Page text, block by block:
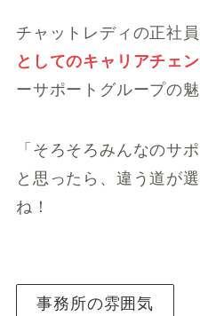
チャットレディの正社員
としてのキャリアチェ
ーサポートグループの魅
「そろそろみんなのサ
と思ったら、違う道が
ね！
事務所の雰囲気